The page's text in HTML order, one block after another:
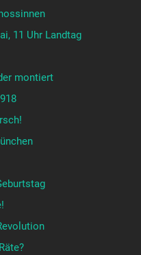
11 Uhr Landtag
montiert